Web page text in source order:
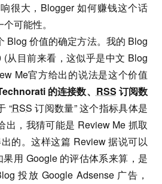
很大，Blogger 如何赚钱这个话
可能性。
Blog 价值的确定方法。我的 Blog
从目前来看，这似乎是中文 Blog
Me官方给出的说法是这个价值
的连接数、 RSS 订阅数
“RSS 订阅数量” 这个指标具体是
出，我猜可能是 Review Me 抓取
的。这样这篇 Review 据说可以
用 Google 的评估体系来算，是
投放 Google Adsense 广告，